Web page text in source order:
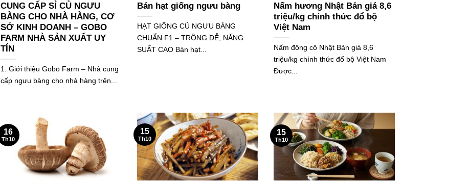
CUNG CẤP SỈ CỦ NGƯU
BÀNG CHO NHÀ HÀNG, CƠ
SỞ KINH DOANH – GOBO
FARM NHÀ SẢN XUẤT UY
TÍN
1. Giới thiệu Gobo Farm – Nhà cung
cấp ngưu bàng cho nhà hàng trên...
Bán hạt giống ngưu bàng
HẠT GIỐNG CỦ NGƯU BÀNG
CHUẨN F1 – TRỒNG DỄ, NĂNG
SUẤT CAO Bán hạt...
Nấm hương Nhật Bản giá 8,6
triệu/kg chính thức đổ bộ
Việt Nam
Nấm đông cô Nhật Bản giá 8,6
triệu/kg chính thức đổ bộ Việt Nam
Được...
16
Th10
15
Th10
15
Th10